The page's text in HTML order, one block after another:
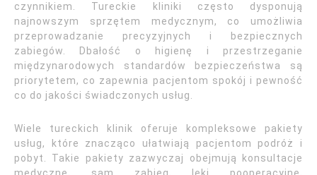
czynnikiem. Tureckie kliniki często dysponują
najnowszym sprzętem medycznym, co umożliwia
przeprowadzanie precyzyjnych i bezpiecznych
zabiegów. Dbałość o higienę i przestrzeganie
międzynarodowych standardów bezpieczeństwa są
priorytetem, co zapewnia pacjentom spokój i pewność
co do jakości świadczonych usług.
Wiele tureckich klinik oferuje kompleksowe pakiety
usług, które znacząco ułatwiają pacjentom podróż i
pobyt. Takie pakiety zazwyczaj obejmują konsultacje